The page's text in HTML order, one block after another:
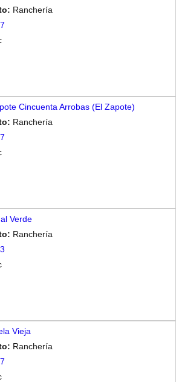
Ranchería
Cincuenta Arrobas (El Zapote)
Ranchería
Verde
Ranchería
Vieja
Ranchería